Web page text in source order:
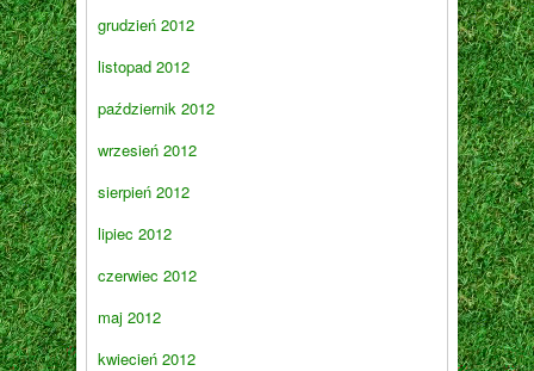
grudzień 2012
listopad 2012
październik 2012
wrzesień 2012
sierpień 2012
lipiec 2012
czerwiec 2012
maj 2012
kwiecień 2012